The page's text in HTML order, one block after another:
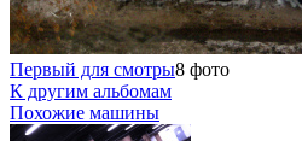
Первый для смотры8 фото
К другим альбомам
Похожие машины